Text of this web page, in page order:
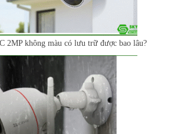
2MP không màu có lưu trữ được bao lâu?